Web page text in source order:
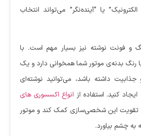
یا “آینده‌نگر” می‌تواند انتخاب
و فونت نوشته نیز بسیار مهم است. با
رنگ بدنه‌ی موتور شما همخوانی دارد و یک
داشته باشد، می‌توانید نوشته‌ای
کنید. استفاده از انواع اکسسوری های
تقویت این شخصی‌سازی کمک کند و موتور
به چشم بیاورد.